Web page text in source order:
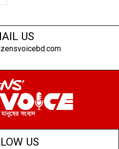
US
US